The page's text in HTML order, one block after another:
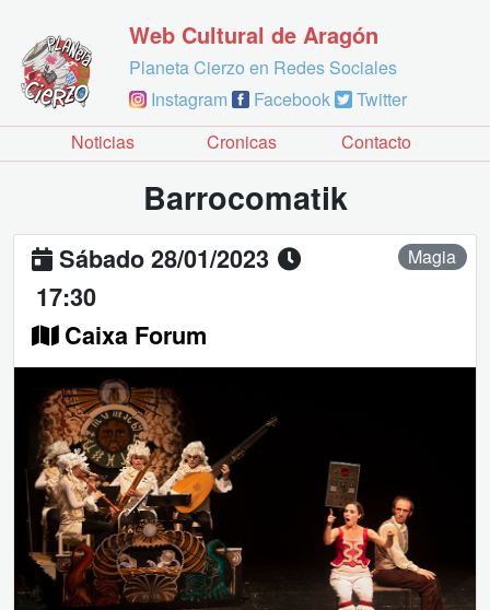
Web Cultural de Aragón
Planeta Cierzo en Redes Sociales
Instagram
Facebook
Twitter
Noticias
Cronicas Contacto
Barrocomatik
Sábado 28/01/2023
17:30
Caixa Forum
Magia